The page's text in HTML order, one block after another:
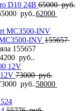
D10 24В 65000руб.
руб..62000
INV 155657
155657
руб..
73000руб.
руб..58000